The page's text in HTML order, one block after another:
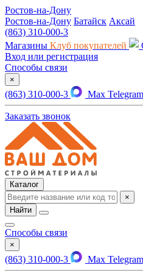
Ростов-на-Дону
Ростов-на-Дону Батайск Аксай
(863) 310-000-3
Магазины Клуб покупателей
Вход или регистрация
Способы связи
×
(863) 310-000-3 Max Telegram
Заказать звонок
Каталог
×
Найти
Способы связи
×
(863) 310-000-3 Max Telegram